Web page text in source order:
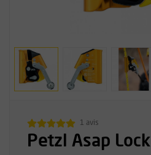
1 avis
Petzl Asap Lock